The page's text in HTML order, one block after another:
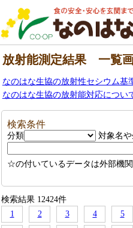
放射能測定結果 一覧
なのはな生協の放射性セシウム基
なのはな生協の放射能対応につい
検索条件
分類 対象名
☆の付いているデータは外部機関
検索結果 12424件
1
2 3 4 5